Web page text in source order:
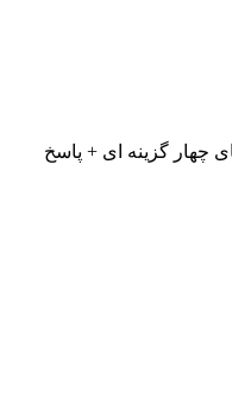
چهار گزینه ای + پاسخ